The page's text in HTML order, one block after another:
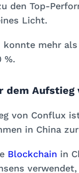
den Top-
Licht.
konnte mehr
%.
dem Aufstieg
von Conflux
in China
Blockchain in